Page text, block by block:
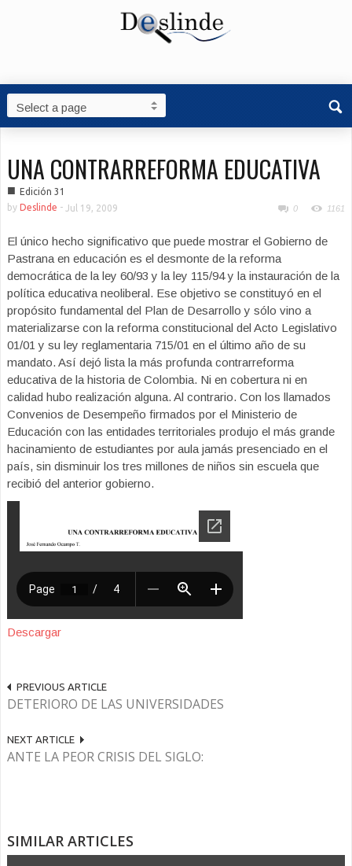
UNA CONTRARREFORMA EDUCATIVA
■ Edición 31
by Deslinde - Jul 19, 2009 0 1161
El único hecho significativo que puede mostrar el Gobierno de
Pastrana en educación es el desmonte de la reforma
democrática de la ley 60/93 y la ley 115/94 y la instauración de la
política educativa neoliberal. Ese objetivo se constituyó en el
propósito fundamental del Plan de Desarrollo y sólo vino a
materializarse con la reforma constitucional del Acto Legislativo
01/01 y su ley reglamentaria 715/01 en el último año de su
mandato. Así dejó lista la más profunda contrarreforma
educativa de la historia de Colombia. Ni en cobertura ni en
calidad hubo realización alguna. Al contrario. Con los llamados
Convenios de Desempeño firmados por el Ministerio de
Educación con las entidades territoriales produjo el más grande
hacinamiento de estudiantes por aula jamás presenciado en el
país, sin disminuir los tres millones de niños sin escuela que
recibió del anterior gobierno.
Descargar
PREVIOUS ARTICLE
DETERIORO DE LAS UNIVERSIDADES
NEXT ARTICLE
ANTE LA PEOR CRISIS DEL SIGLO:
SIMILAR ARTICLES